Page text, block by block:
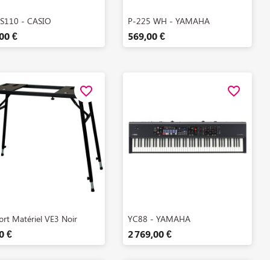
Aperçu rapide
- CASIO
€
Aperçu rapide
P-225 WH - YAMAHA
569,00 €
Aperçu rapide
Matériel VE3 Noir
€
favorite_border
Aperçu rapide
YC88 - YAMAHA
2 769,00 €
favorite_border